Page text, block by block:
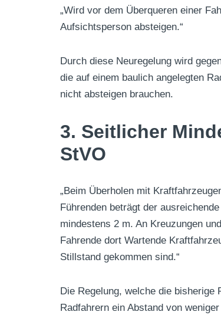
„Wird vor dem Überqueren einer
Aufsichtsperson absteigen.“
Durch diese Neuregelung wird
die auf einem baulich angelegten
nicht absteigen brauchen.
3. Seitlicher
StVO
„Beim Überholen mit
Führenden beträgt der
mindestens 2 m. An Kreuzungen
Fahrende dort Wartende
Stillstand gekommen sind.“
Die Regelung, welche die
Radfahrern ein Abstand von